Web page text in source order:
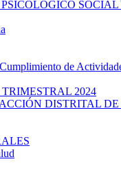
SOCIAL
de
2024
DISTRITAL